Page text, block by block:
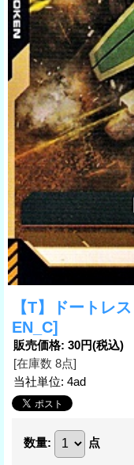
【T】ドートレス
EN_C]
販売価格: 30円(税込)
[在庫数 8点]
当社単位: 4ad
数量: 点